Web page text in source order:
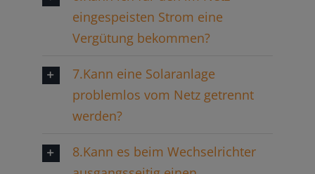
eingespeisten Strom eine
Vergütung bekommen?
7.Kann eine Solaranlage
problemlos vom Netz getrennt
werden?
8.Kann es beim Wechselrichter